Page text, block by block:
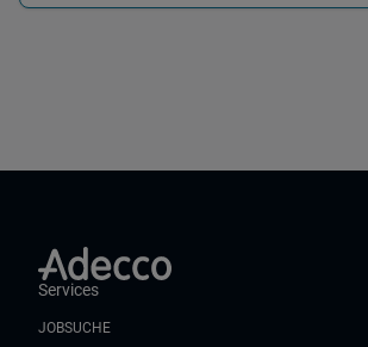
Services
JOBSUCHE